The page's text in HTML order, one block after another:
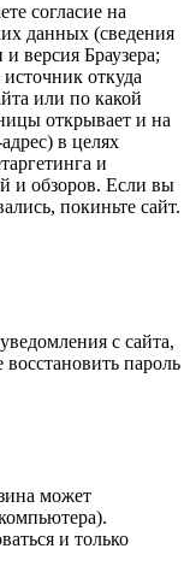
согласие на
данных (сведения
версия Браузера;
откуда
или по какой
открывает и на
в целях
и
и обзоров. Если вы
покиньте сайт.
с сайта,
восстановить пароль
может
и только